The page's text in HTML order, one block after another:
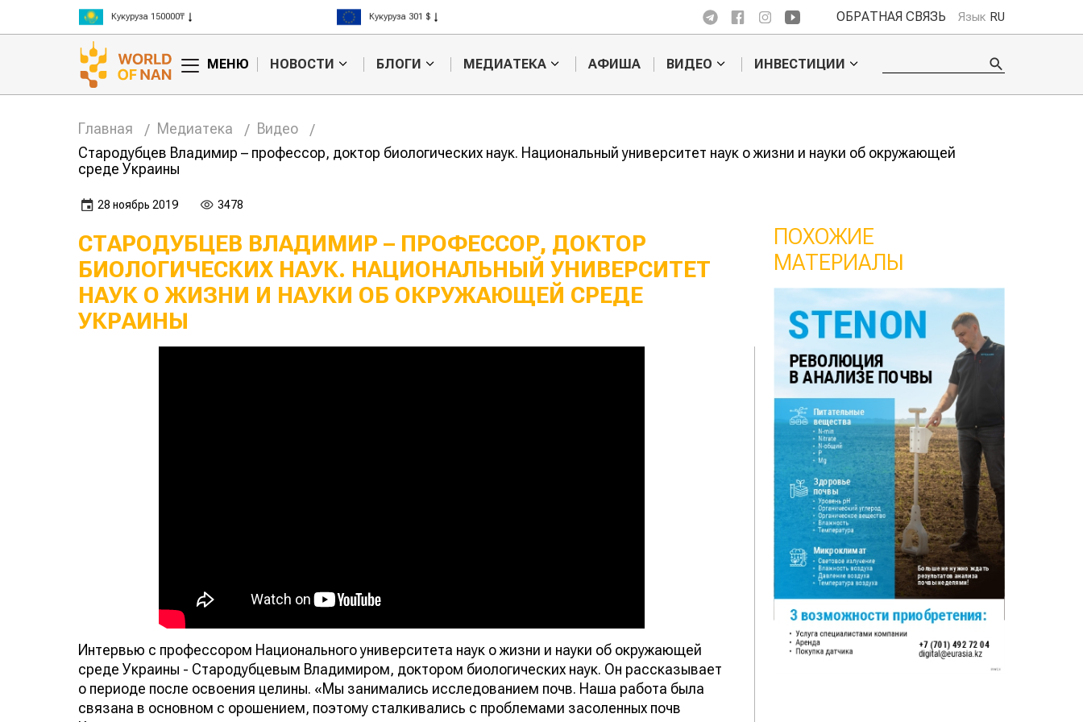
Кукуруза 150000₸
Рис 300000₸
Пшеница 3 класс 125000₸
Кукуруза 301 $
Рис 408 $
ОБРАТНАЯ СВЯЗЬ Язык RU
МЕНЮ НОВОСТИ БЛОГИ МЕДИАТЕКА АФИША ВИДЕО ИНВЕСТИЦИИ
Главная Медиатека
Видео
Стародубцев Владимир – профессор, доктор биологических наук. Национальный университет наук о жизни и науки об окружающей
среде Украины
28 ноябрь 2019 3478
СТАРОДУБЦЕВ ВЛАДИМИР – ПРОФЕССОР, ДОКТОР
БИОЛОГИЧЕСКИХ НАУК. НАЦИОНАЛЬНЫЙ УНИВЕРСИТЕТ
НАУК О ЖИЗНИ И НАУКИ ОБ ОКРУЖАЮЩЕЙ СРЕДЕ
УКРАИНЫ
Интервью с профессором Национального университета наук о жизни и науки об окружающей
среде Украины - Стародубцевым Владимиром, доктором биологических наук. Он рассказывает
о периоде после освоения целины. «Мы занимались исследованием почв. Наша работа была
связана в основном с орошением, поэтому сталкивались с проблемами засоленных почв
ПОХОЖИЕ
МАТЕРИАЛЫ